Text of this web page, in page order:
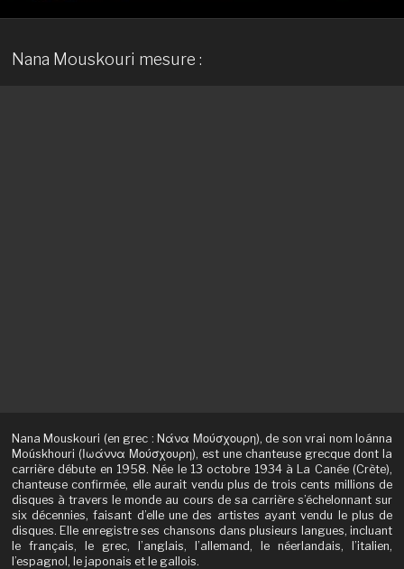
Nana Mouskouri mesure :
Nana Mouskouri (en grec : Nάνα Μούσχουρη), de son vrai nom Ioánna
Moúskhouri (Ιωάννα Μούσχουρη), est une chanteuse grecque dont la
carrière débute en 1958. Née le 13 octobre 1934 à La Canée (Crète),
chanteuse confirmée, elle aurait vendu plus de trois cents millions de
disques à travers le monde au cours de sa carrière s’échelonnant sur
six décennies, faisant d’elle une des artistes ayant vendu le plus de
disques. Elle enregistre ses chansons dans plusieurs langues, incluant
le français, le grec, l’anglais, l’allemand, le néerlandais, l’italien,
l’espagnol, le japonais et le gallois.